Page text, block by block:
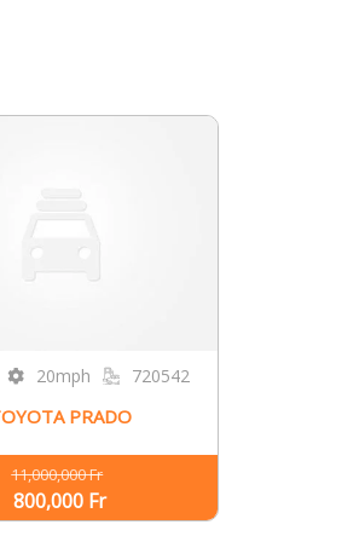
20mph 720542
PRADO
11,000,000 Fr
800,000 Fr